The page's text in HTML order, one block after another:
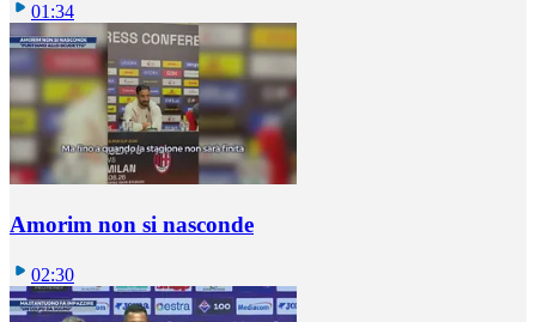
01:34
Amorim non si nasconde
02:30